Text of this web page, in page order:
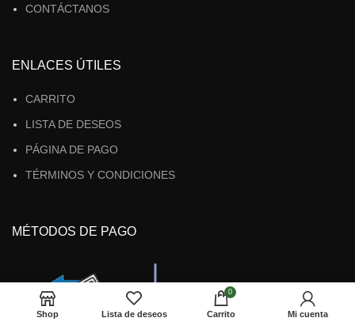
CONTÁCTANOS
ENLACES ÚTILES
CARRITO
LISTA DE DESEOS
PÁGINA DE PAGO
TÉRMINOS Y CONDICIONES
MÉTODOS DE PAGO
Shop Lista de deseos
0
Carrito Mi cuenta